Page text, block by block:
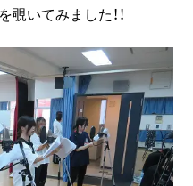
覗いてみました！！